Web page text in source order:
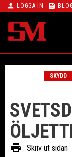
Meny
person LOGGA IN feed
SKYDD
print Skriv ut sidan